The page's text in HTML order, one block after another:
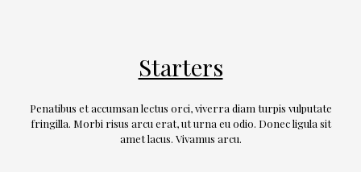
Starters
Penatibus et accumsan lectus orci, viverra diam turpis vulputate
fringilla. Morbi risus arcu erat, ut urna eu odio. Donec ligula sit
amet lacus. Vivamus arcu.